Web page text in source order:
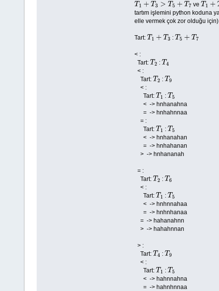
T1 +T3>T 5+T7 ve T1 +T3
tartım işlemini python koduna
elle vermek çok zor olduğu için)
Tart: T1 +T3 :T5 +T7
< :
Tart: T2 : T4
< :
Tart: T2 : T9
< :
Tart: T1 : T5
< -> hnhanahna
= -> hnhahnnaa
= :
Tart: T1 : T5
< -> hnhanahan
= -> hnhahanan
> -> hnhananah
= :
Tart: T2 : T6
< :
Tart: T1 : T5
< -> hnhnnahaa
= -> hnhnhanaa
= -> hahanahnn
> -> hahahnnan
> :
Tart: T4 : T9
< :
Tart: T1 : T5
< -> hahnnahna
= -> hahnhnnaa